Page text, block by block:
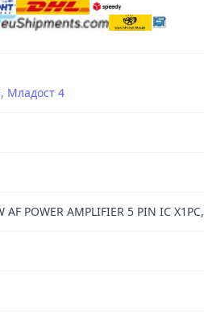
Младост 4
AF POWER AMPLIFIER 5 PIN IC X1PC,